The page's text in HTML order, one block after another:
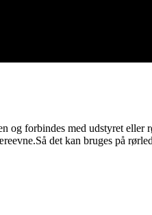
og forbindes med udstyret
det kan bruges på